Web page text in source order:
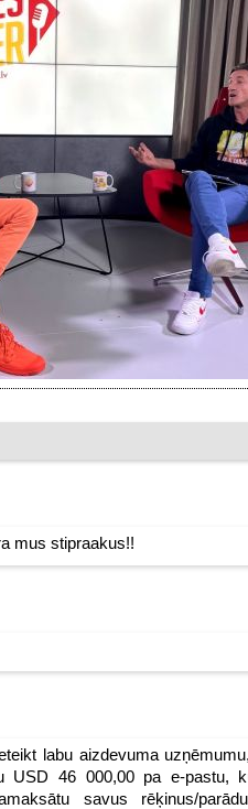
mus stipraakus!!
labu aizdevuma
USD 46 000,00 pa e-pastu,
savus rēķinus/